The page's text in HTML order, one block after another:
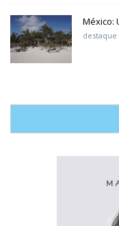
México:
destaque